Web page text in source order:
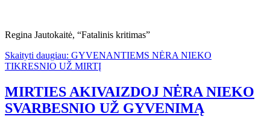
Regina Jautokaitė, “Fatalinis kritimas”
Skaityti daugiau: GYVENANTIEMS NĖRA NIEKO
TIKRESNIO UŽ MIRTĮ
MIRTIES AKIVAIZDOJ NĖRA NIEKO
SVARBESNIO UŽ GYVENIMĄ